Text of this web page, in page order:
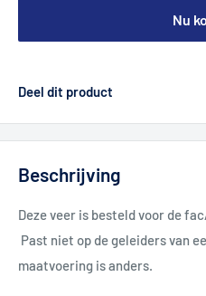
Nu
Deel dit product
Beschrijving
Deze veer is besteld voor de
Past niet op de geleiders van
maatvoering is anders.